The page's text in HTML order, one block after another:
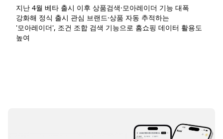
지난 4월 베타 출시 이후 상품검색·모아레이더 기능 대폭
강화해 정식 출시 관심 브랜드·상품 자동 추적하는
'모아레이더', 조건 조합 검색 기능으로 홈쇼핑 데이터 활용도
높여